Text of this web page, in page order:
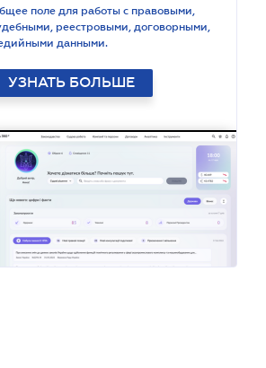
поле для работы с правовыми,
реестровыми, договорными,
данными.
УЗНАТЬ БОЛЬШЕ